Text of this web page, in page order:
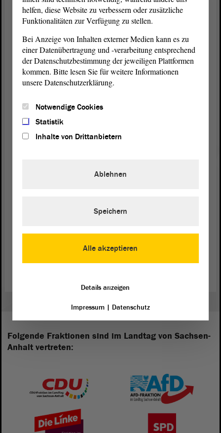
werden die Anforderungen an die erforderliche
Sachkunde und Zuverlässigkeit, einschließlich der
für die Prüfung notwendigen Nachweise, sowie der
Umfang einer polizeilichen Beteiligung im Rahmen
der Zuverlässigkeitsprüfung festgelegt und das
Verfahren der Bestellung geregelt.
Ich bitte Sie herzlich um Zustimmung zu der
fürs Zuhören.
(Zustimmung bei der CDU und bei der SPD)
Vizepräsident Wulf Gallert:
Zurück zur Landtagssitzung
Folgende Fraktionen sind im Landtag von Sachsen-
Anhalt vertreten:
helfen, diese Website zu verbessern oder zusätzliche
Funktionalitäten zur Verfügung zu stellen.
Bei Anzeige von Inhalten externer Medien kann es zu
einer Datenübertragung und -verarbeitung entsprechend
der Datenschutzbestimmung der jeweiligen Plattformen
kommen. Bitte lesen Sie für weitere Informationen
unsere Datenschutzerklärung.
Notwendige Cookies
Statistik
Inhalte von Drittanbietern
Alle akzeptieren
Ablehnen
Speichern
Details anzeigen
Impressum| Datenschutz